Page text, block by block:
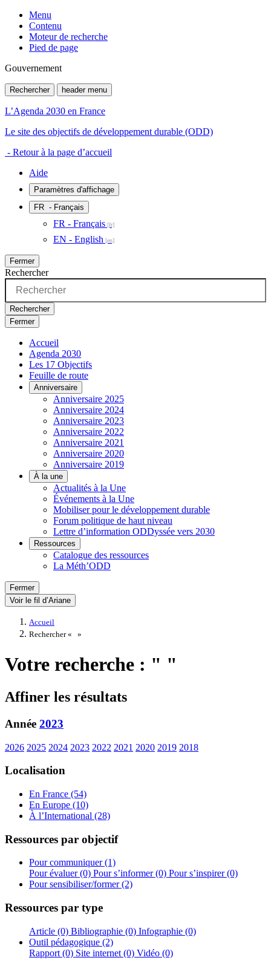
Menu
Contenu
Moteur de recherche
Pied de page
Gouvernement
Rechercher header menu
L’Agenda 2030 en France
Le site des objectifs de développement durable (ODD)
- Retour à la page d’accueil
Aide
Paramètres d'affichage
FR - Français
FR - Français
EN - English
Fermer
Rechercher
Rechercher
Fermer
Accueil
Agenda 2030
Les 17 Objectifs
Feuille de route
Anniversaire
Anniversaire 2025
Anniversaire 2024
Anniversaire 2023
Anniversaire 2022
Anniversaire 2021
Anniversaire 2020
Anniversaire 2019
À la une
Actualités à la Une
Événements à la Une
Mobiliser pour le développement durable
Forum politique de haut niveau
Lettre d’information ODDyssée vers 2030
Ressources
Catalogue des ressources
La Méth’ODD
Fermer
Voir le fil d’Ariane
Accueil
Rechercher «
»
Votre recherche : " "
Affiner les résultats
Année 2023
2026 2025 2024 2023 2022 2021 2020 2019 2018
Localisation
En France (54)
En Europe (10)
À l’International (28)
Ressources par objectif
Pour communiquer (1)
Pour évaluer (0) Pour s’informer (0) Pour s’inspirer (0)
Pour sensibiliser/former (2)
Ressources par type
Article (0) Bibliographie (0) Infographie (0)
Outil pédagogique (2)
Rapport (0) Site internet (0) Vidéo (0)